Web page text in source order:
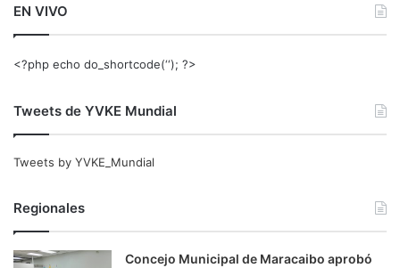
EN VIVO
<?php echo do_shortcode(‘‘); ?>
Tweets de YVKE Mundial
Tweets by YVKE_Mundial
Regionales
Concejo Municipal de Maracaibo aprobó